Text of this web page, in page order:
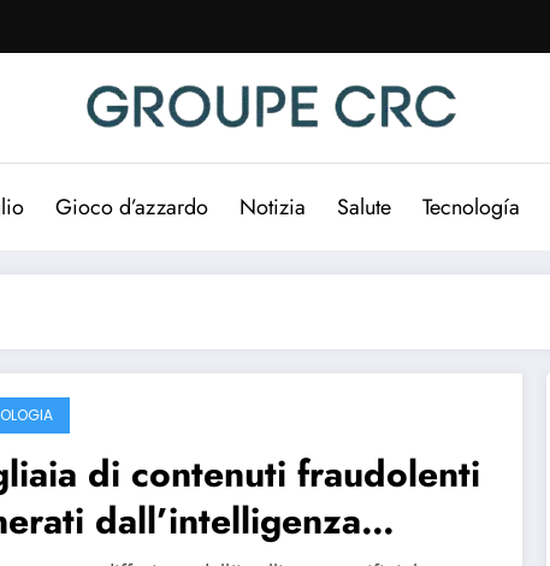
Gioco d’azzardo Notizia Salute Tecnología
di contenuti fraudolenti
dall’intelligenza